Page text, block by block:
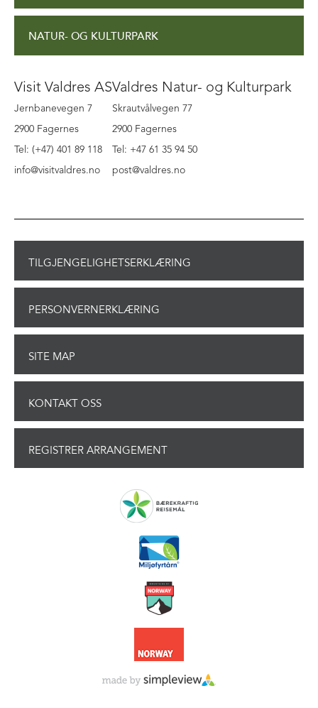
NATUR- OG KULTURPARK
Visit Valdres AS
Jernbanevegen 7
2900 Fagernes
Tel: (+47) 401 89 118
info@visitvaldres.no
Valdres Natur- og Kulturpark
Skrautvålvegen 77
2900 Fagernes
Tel: +47 61 35 94 50
post@valdres.no
TILGJENGELIGHETSERKLÆRING
PERSONVERNERKLÆRING
SITE MAP
KONTAKT OSS
REGISTRER ARRANGEMENT